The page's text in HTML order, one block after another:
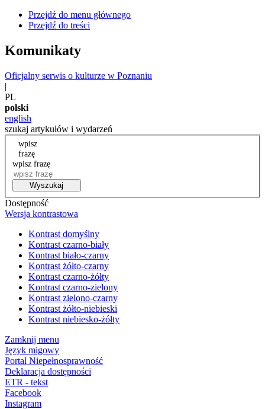
Przejdź do menu głównego
Przejdź do treści
Komunikaty
Oficjalny serwis o kulturze w Poznaniu
|
PL
polski
english
szukaj artykułów i wydarzeń
wpisz
frazę
wpisz frazę
Wyszukaj
Dostępność
Wersja kontrastowa
Kontrast domyślny
Kontrast czarno-biały
Kontrast biało-czarny
Kontrast żółto-czarny
Kontrast czarno-żółty
Kontrast czarno-zielony
Kontrast zielono-czarny
Kontrast żółto-niebieski
Kontrast niebiesko-żółty
Zamknij menu
Język migowy
Portal Niepełnosprawność
Deklaracja dostępności
ETR - tekst
Facebook
Instagram